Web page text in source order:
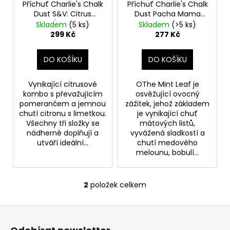
Příchuť Charlie's Chalk
Dust S&V: Citrus
Medley (Pomeranč a
citrusy) 10ml
Skladem (5 ks)
299 Kč
DO KOŠÍKU
Vynikající citrusové
kombo s převažujícím
pomerančem a jemnou
chutí citronu s limetkou.
Všechny tři složky se
nádherně doplňují a
utváří ideální...
Příchuť Charlie's Chalk
Dust Pacha Mama
S&V 10ml The Mint
Leaf
Skladem (>5 ks)
277 Kč
DO KOŠÍKU
OThe Mint Leaf je
osvěžující ovocný
zážitek, jehož základem
je vynikající chuť
mátových listů,
vyvážená sladkostí a
chutí medového
melounu, bobulí...
O
v
2 položek celkem
HLEDAT
D
r